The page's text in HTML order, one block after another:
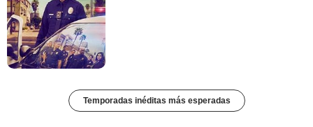
Temporadas inéditas más esperadas